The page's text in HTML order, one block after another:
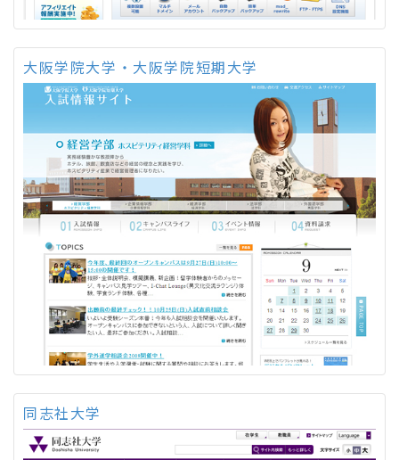
大阪学院大学・大阪学院短期大学
同志社大学